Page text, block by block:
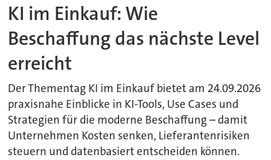
KI im Einkauf: Wie
Beschaffung das nächste Level
erreicht
Der Thementag KI im Einkauf bietet am 24.09.2026
praxisnahe Einblicke in KI-Tools, Use Cases und
Strategien für die moderne Beschaffung – damit
Unternehmen Kosten senken, Lieferantenrisiken
steuern und datenbasiert entscheiden können.